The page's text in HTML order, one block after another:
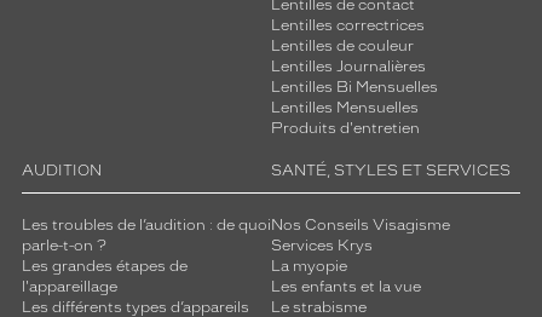
Lentilles de contact
Lentilles correctrices
Lentilles de couleur
Lentilles Journalières
Lentilles Bi Mensuelles
Lentilles Mensuelles
Produits d'entretien
AUDITION
Les troubles de l’audition : de quoi
parle-t-on ?
Les grandes étapes de
l'appareillage
Les différents types d’appareils
SANTÉ, STYLES ET SERVICES
Nos Conseils Visagisme
Services Krys
La myopie
Les enfants et la vue
Le strabisme